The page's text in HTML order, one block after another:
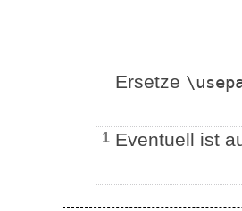
Ersetze
1 Eventuell ist